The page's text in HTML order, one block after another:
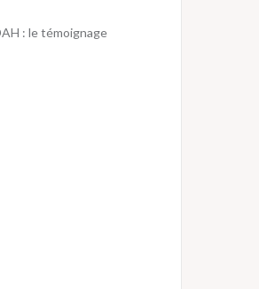
: le témoignage